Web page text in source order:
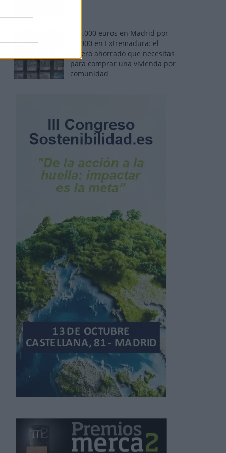
110.000 euros en Madrid por
31.000 en Extremadura: el
dinero ahorrado que necesitas
para comprar una vivienda por
comunidad